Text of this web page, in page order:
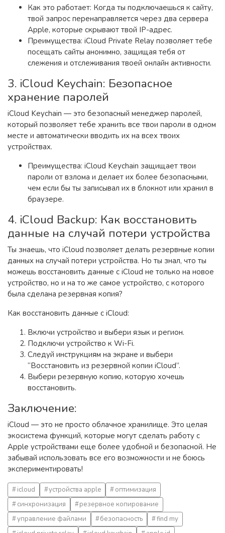
Как это работает: Когда ты подключаешься к сайту,
твой запрос перенаправляется через два сервера
Apple, которые скрывают твой IP-адрес.
Преимущества: iCloud Private Relay позволяет тебе
посещать сайты анонимно, защищая тебя от
слежения и отслеживания твоей онлайн активности.
3. iCloud Keychain: Безопасное
хранение паролей
iCloud Keychain — это безопасный менеджер паролей,
который позволяет тебе хранить все твои пароли в одном
месте и автоматически вводить их на всех твоих
устройствах.
Преимущества: iCloud Keychain защищает твои
пароли от взлома и делает их более безопасными,
чем если бы ты записывал их в блокнот или хранил в
браузере.
4. iCloud Backup: Как восстановить
данные на случай потери устройства
Ты знаешь, что iCloud позволяет делать резервные копии
данных на случай потери устройства. Но ты знал, что ты
можешь восстановить данные с iCloud не только на новое
устройство, но и на то же самое устройство, с которого
была сделана резервная копия?
Как восстановить данные с iCloud:
Включи устройство и выбери язык и регион.
Подключи устройство к Wi-Fi.
Следуй инструкциям на экране и выбери
“Восстановить из резервной копии iCloud”.
Выбери резервную копию, которую хочешь
восстановить.
Заключение:
iCloud — это не просто облачное хранилище. Это целая
экосистема функций, которые могут сделать работу с
Apple устройствами еще более удобной и безопасной. Не
забывай использовать все его возможности и не боюсь
экспериментировать!
icloud устройства apple
оптимизация
синхронизация
резервное копирование
управление файлами
безопасность
find my